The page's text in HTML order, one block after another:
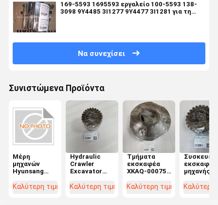
169-5593 1695593 εργαλείο 100-5593 138-
3098 9Y4485 3I1277 9Y4477 3I1281 για τη
Να συνεχίσει
Συνιστώμενα Προϊόντα
Μέρη
μηχανών
Hyunsang
Για FV30,
Καλύτερη τιμή
Hydraulic
Crawler
Excavator
Gear 367-
Καλύτερη τιμή
Τμήματα
εκσκαφέα
XKAQ-00075
κίνηση
Καλύτερη τιμή
Συσκευές
μηχανής
Καλύτερη